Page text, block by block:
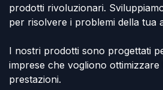
prodotti rivoluzionari.
per risolvere i problemi della tua
I nostri prodotti sono progettati
imprese che vogliono ottimizzare
prestazioni.